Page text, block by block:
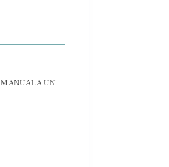
MANUĀLA UN